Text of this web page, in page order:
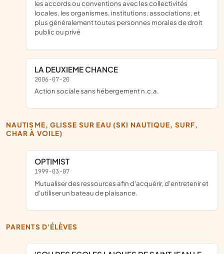
les accords ou conventions avec les collectivités
locales, les organismes, institutions, associations, et
plus généralement toutes personnes morales de droit
public ou privé
LA DEUXIEME CHANCE
2006-07-20
Action sociale sans hébergement n.c.a.
NAUTISME, GLISSE SUR EAU (SKI NAUTIQUE, SURF,
CHAR À VOILE)
OPTIMIST
1999-03-07
Mutualiser des ressources afin d'acquérir, d'entretenir et
d'utiliser un bateau de plaisance.
PARENTS D'ÉLÈVES